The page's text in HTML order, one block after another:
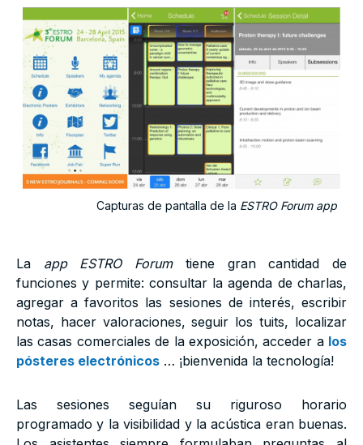
Capturas de pantalla de la ESTRO Forum app
La app ESTRO Forumtiene gran cantidad de
funciones y permite: consultar la agenda de charlas,
agregar a favoritos las sesiones de interés, escribir
notas, hacer valoraciones, seguir los tuits, localizar
las casas comerciales de la exposición, acceder a los
pósteres electrónicos … ¡bienvenida la tecnología!
Las sesiones seguían su riguroso horario
programado y la visibilidad y la acústica eran buenas.